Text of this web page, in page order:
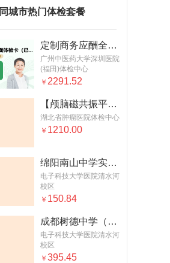
同城市热门体检套餐
定制商务应酬全面体检卡（女已婚）
广州中医药大学深圳医院
(福田)体检中心
￥ 2291.52
【颅脑磁共振平扫 +脑血管成像】
湖北省肿瘤医院体检中心
￥ 1210.00
绵阳南山中学实验学校
电子科技大学医院清水河
校区
￥ 150.84
成都树德中学（男）
电子科技大学医院清水河
校区
￥ 395.45